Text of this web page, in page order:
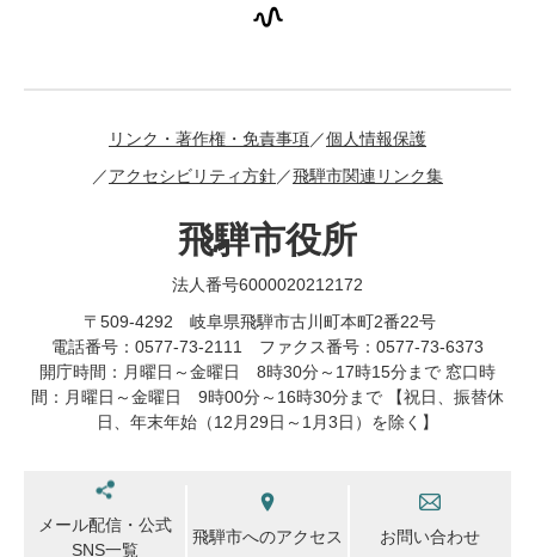
リンク・著作権・免責事項
個人情報保護
アクセシビリティ方針
飛騨市関連リンク集
飛騨市役所
法人番号6000020212172
〒509-4292 岐阜県飛騨市古川町本町2番22号
電話番号：0577-73-2111 ファクス番号：0577-73-6373
開庁時間：月曜日～金曜日 8時30分～17時15分まで 窓口時
間：月曜日～金曜日 9時00分～16時30分まで 【祝日、振替休
日、年末年始（12月29日～1月3日）を除く】
メール配信・公式
SNS一覧
飛騨市へのアクセス お問い合わせ